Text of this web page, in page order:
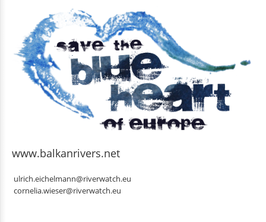
www.balkanrivers.net
ulrich.eichelmann@riverwatch.eu
cornelia.wieser@riverwatch.eu